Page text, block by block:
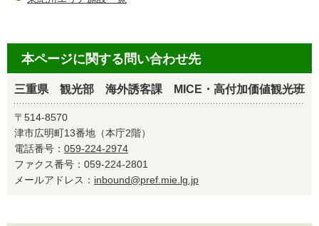
本ページに関する問い合わせ先
三重県 観光部 海外誘客課 MICE・高付加価値観光班
〒514-8570
津市広明町13番地（本庁2階）
電話番号： 059-224-2974
ファクス番号：059-224-2801
メールアドレス： inbound@pref.mie.lg.jp